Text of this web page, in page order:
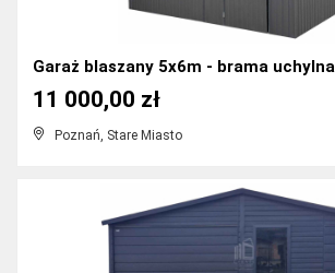
Poznań, Stare Miasto
11 000,00 zł